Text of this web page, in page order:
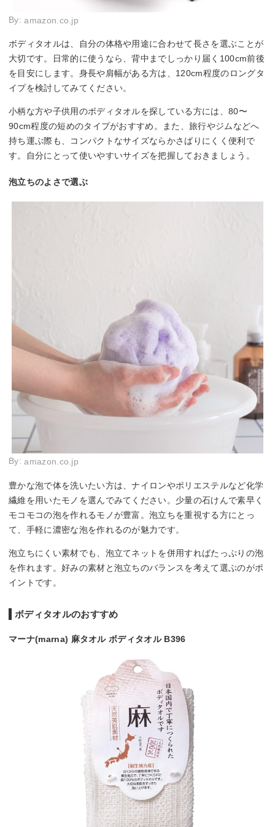
By:amazon.co.jp
ボディタオルは、自分の体格や用途に合わせて長さを選ぶことが
大切です。日常的に使うなら、背中までしっかり届く100cm前後
を目安にします。身長や肩幅がある方は、120cm程度のロングタ
イプを検討してみてください。
小柄な方や子供用のボディタオルを探している方には、80〜
90cm程度の短めのタイプがおすすめ。また、旅行やジムなどへ
持ち運ぶ際も、コンパクトなサイズならかさばりにくく便利で
す。自分にとって使いやすいサイズを把握しておきましょう。
泡立ちのよさで選ぶ
By:amazon.co.jp
豊かな泡で体を洗いたい方は、ナイロンやポリエステルなど化学
繊維を用いたモノを選んでみてください。少量の石けんで素早く
モコモコの泡を作れるモノが豊富。泡立ちを重視する方にとっ
て、手軽に濃密な泡を作れるのが魅力です。
泡立ちにくい素材でも、泡立てネットを併用すればたっぷりの泡
を作れます。好みの素材と泡立ちのバランスを考えて選ぶのがポ
イントです。
ボディタオルのおすすめ
マーナ(marna) 麻タオル ボディタオル B396